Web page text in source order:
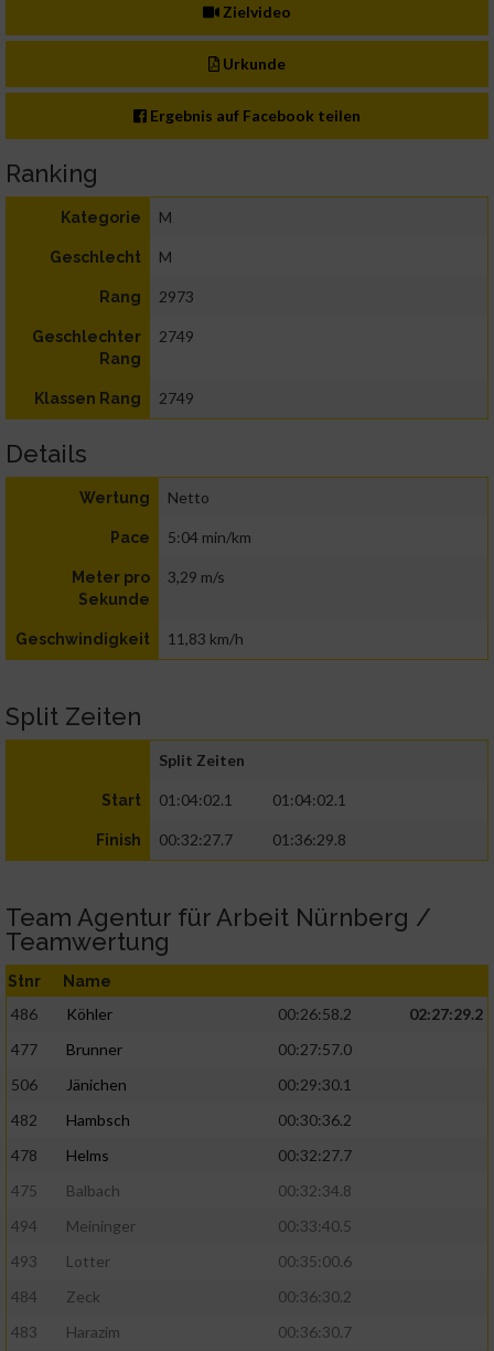
Zielvideo
Urkunde
Ergebnis auf Facebook teilen
Ranking
Kategorie M
Geschlecht M
Rang 2973
Geschlechter
Rang
2749
Klassen Rang 2749
Details
Wertung Netto
Pace 5:04 min/km
Meter pro
Sekunde
3,29 m/s
Geschwindigkeit 11,83 km/h
Split Zeiten
Split Zeiten
Start 01:04:02.1 01:04:02.1
Finish 00:32:27.7 01:36:29.8
Team Agentur für Arbeit Nürnberg /
Teamwertung
Stnr Name
486 Köhler 00:26:58.2
02:27:29.2
477
Brunner
00:27:57.0
506
Jänichen
00:29:30.1
482
Hambsch
00:30:36.2
478
Helms
00:32:27.7
475
Balbach
00:32:34.8
494
Meininger
00:33:40.5
493
Lotter
00:35:00.6
484
Zeck
00:36:30.2
483
Harazim
00:36:30.7